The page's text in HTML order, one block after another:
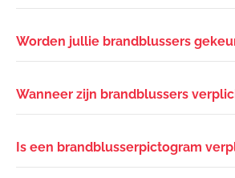
Worden jullie brandblussers
Wanneer zijn brandblussers
Is een brandblusserpictogram